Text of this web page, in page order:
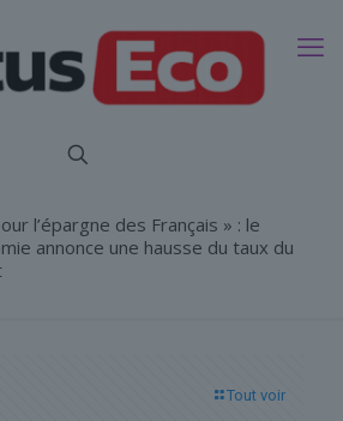
l’épargne des Français » : le
annonce une hausse du taux du
Tout voir